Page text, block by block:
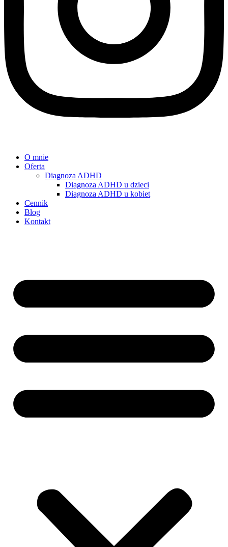
O mnie
Oferta
Diagnoza ADHD
Diagnoza ADHD u dzieci
Diagnoza ADHD u kobiet
Cennik
Blog
Kontakt